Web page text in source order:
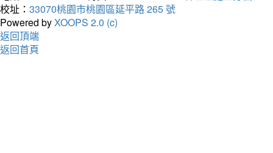
校址： 33070桃園市桃園區延平路 265 號
Powered byXOOPS 2.0 (c)
返回頂端
返回首頁